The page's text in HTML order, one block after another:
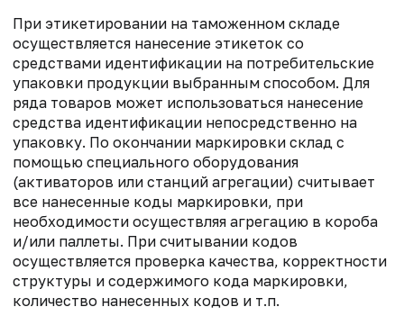
При этикетировании на таможенном складе
осуществляется нанесение этикеток со
средствами идентификации на потребительские
упаковки продукции выбранным способом. Для
ряда товаров может использоваться нанесение
средства идентификации непосредственно на
упаковку. По окончании маркировки склад с
помощью специального оборудования
(активаторов или станций агрегации) считывает
все нанесенные коды маркировки, при
необходимости осуществляя агрегацию в короба
и/или паллеты. При считывании кодов
осуществляется проверка качества, корректности
структуры и содержимого кода маркировки,
количество нанесенных кодов и т.п.